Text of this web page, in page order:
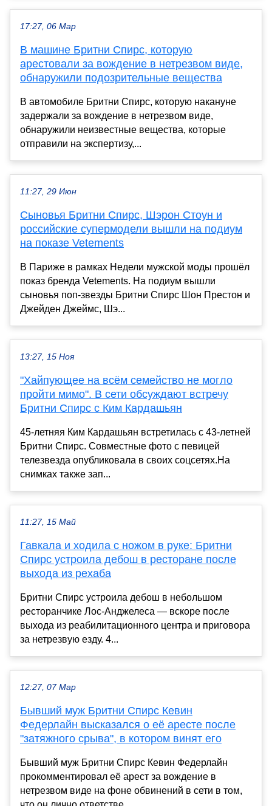
17:27, 06 Мар
В машине Бритни Спирс, которую
арестовали за вождение в нетрезвом виде,
обнаружили подозрительные вещества
В автомобиле Бритни Спирс, которую накануне
задержали за вождение в нетрезвом виде,
обнаружили неизвестные вещества, которые
отправили на экспертизу,...
11:27, 29 Июн
Сыновья Бритни Спирс, Шэрон Стоун и
российские супермодели вышли на подиум
на показе Vetements
В Париже в рамках Недели мужской моды прошёл
показ бренда Vetements. На подиум вышли
сыновья поп-звезды Бритни Спирс Шон Престон и
Джейден Джеймс, Шэ...
13:27, 15 Ноя
"Хайпующее на всём семейство не могло
пройти мимо". В сети обсуждают встречу
Бритни Спирс с Ким Кардашьян
45-летняя Ким Кардашьян встретилась с 43-летней
Бритни Спирс. Совместные фото с певицей
телезвезда опубликовала в своих соцсетях.На
снимках также зап...
11:27, 15 Май
Гавкала и ходила с ножом в руке: Бритни
Спирс устроила дебош в ресторане после
выхода из рехаба
Бритни Спирс устроила дебош в небольшом
ресторанчике Лос-Анджелеса — вскоре после
выхода из реабилитационного центра и приговора
за нетрезвую езду. 4...
12:27, 07 Мар
Бывший муж Бритни Спирс Кевин
Федерлайн высказался о её аресте после
"затяжного срыва", в котором винят его
Бывший муж Бритни Спирс Кевин Федерлайн
прокомментировал её арест за вождение в
нетрезвом виде на фоне обвинений в сети в том,